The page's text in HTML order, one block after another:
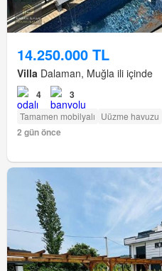
14.250.000 TL
Villa Dalaman, Muğla ili içinde
4 3
Tamamen mobilyalı Uüzme havuzu
2 gün önce